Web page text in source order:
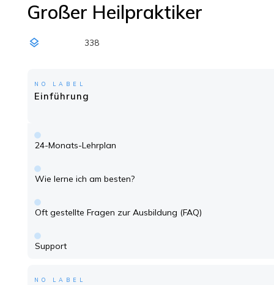
Großer Heilpraktiker
338
NO LABEL
Einführung
24-Monats-Lehrplan
Wie lerne ich am besten?
Oft gestellte Fragen zur Ausbildung (FAQ)
Support
NO LABEL